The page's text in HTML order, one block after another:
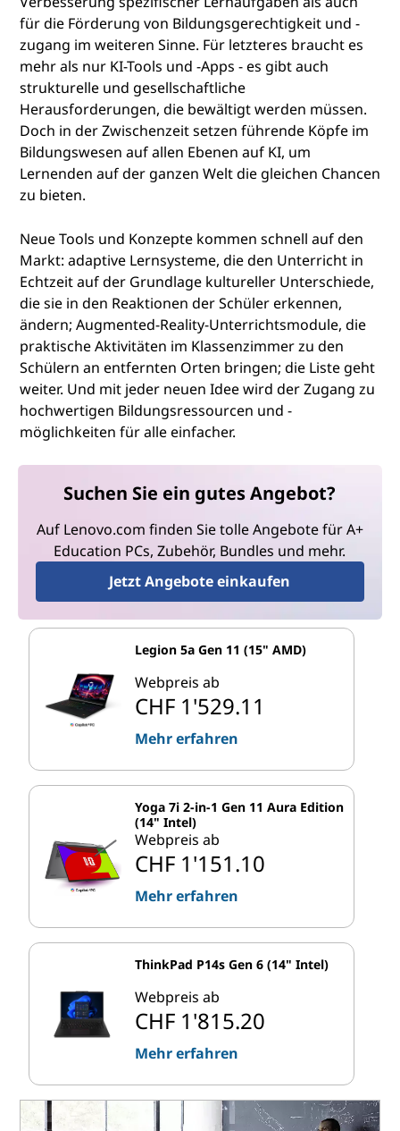
für die Förderung von Bildungsgerechtigkeit und -
zugang im weiteren Sinne. Für letzteres braucht es
mehr als nur KI-Tools und -Apps - es gibt auch
strukturelle und gesellschaftliche
Herausforderungen, die bewältigt werden müssen.
Doch in der Zwischenzeit setzen führende Köpfe im
Bildungswesen auf allen Ebenen auf KI, um
Lernenden auf der ganzen Welt die gleichen Chancen
zu bieten.
Neue Tools und Konzepte kommen schnell auf den
Markt: adaptive Lernsysteme, die den Unterricht in
Echtzeit auf der Grundlage kultureller Unterschiede,
die sie in den Reaktionen der Schüler erkennen,
ändern; Augmented-Reality-Unterrichtsmodule, die
praktische Aktivitäten im Klassenzimmer zu den
Schülern an entfernten Orten bringen; die Liste geht
weiter. Und mit jeder neuen Idee wird der Zugang zu
hochwertigen Bildungsressourcen und -
möglichkeiten für alle einfacher.
Suchen Sie ein gutes Angebot?
Auf Lenovo.com finden Sie tolle Angebote für A+
Education PCs, Zubehör, Bundles und mehr.
Jetzt Angebote einkaufen
Legion 5a Gen 11 (15" AMD)
Webpreis ab
CHF 1'529.11
Mehr erfahren
Yoga 7i 2-in-1 Gen 11 Aura Edition
(14" Intel)
Webpreis ab
CHF 1'151.10
Mehr erfahren
ThinkPad P14s Gen 6 (14" Intel)
Webpreis ab
CHF 1'815.20
Mehr erfahren